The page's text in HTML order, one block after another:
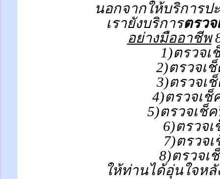
นอกจากให้บริการป
เรายังบริการตรวจ
อย่างมืออาชีพ
1)ตรวจเ
2)ตรวจเ
3)ตรวจเ
4)ตรวจเช็
5)ตรวจเช็ค
6)ตรวจเ
7)ตรวจ
8)ตรวจเ
ให้ท่านได้อุ่นใจหลั